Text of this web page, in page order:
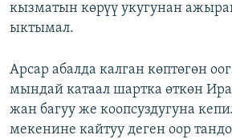
кызматын көрүү укугунан
ыктымал.
Арсар абалда калган көптөгөн
мындай катаал шартка өткөн
жан багуу же коопсуздугуна
мекенине кайтуу деген оор